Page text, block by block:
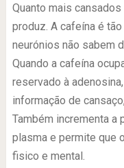
Quanto mais
produz. A cafeína é
neurónios não sabem
Quando a cafeína
reservado à
informação de
Também incrementa a
plasma e permite que
fisico e mental.